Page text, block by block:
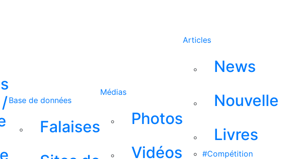
Base de données
Falaises
Médias
Photos
Vidéos
Articles
News
Nouvelle
Livres
#Compétition